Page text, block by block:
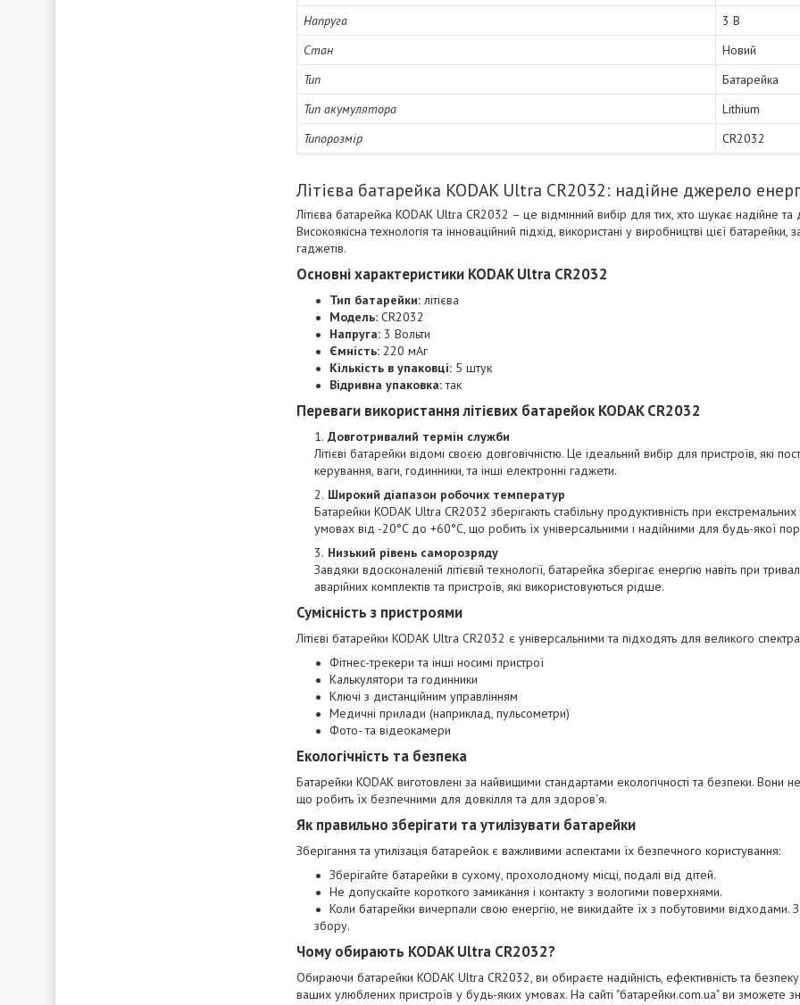
Напруга
3 В
Стан
Новий
Тип
Батарейка
Тип акумулятора
Lithium
Типорозмір
CR2032
Літієва батарейка KODAK Ultra CR2032: надійне джерело
Літієва батарейка KODAK Ultra CR2032 – це відмінний вибір для тих, хто шукає надійне
Високоякісна технологія та інноваційний підхід, використані у виробництві цієї
гаджетів.
Основні характеристики KODAK Ultra CR2032
Тип батарейки: літієва
Модель: CR2032
Напруга: 3 Вольти
Ємність: 220 мАг
Кількість в упаковці: 5 штук
Відривна упаковка:так
Переваги використання літієвих батарейок KODAK CR2032
Довготривалий термін служби
Літієві батарейки відомі своєю довговічністю. Це ідеальний вибір для пристроїв, які
керування, ваги, годинники, та інші електронні гаджети.
Широкий діапазон робочих температур
Батарейки KODAK Ultra CR2032 зберігають стабільну продуктивність при
умовах від -20°C до +60°C, що робить їх універсальними і надійними для будь-якої
Низький рівень саморозряду
Завдяки вдосконаленій літієвій технології, батарейка зберігає енергію навіть при
аварійних комплектів та пристроїв, які використовуються рідше.
Сумісність з пристроями
Літієві батарейки KODAK Ultra CR2032 є універсальними та підходять для великого
Фітнес-трекери та інші носимі пристрої
Калькулятори та годинники
Ключі з дистанційним управлінням
Медичні прилади (наприклад, пульсометри)
Фото- та відеокамери
Екологічність та безпека
Батарейки KODAK виготовлені за найвищими стандартами екологічності та безпеки. Вони
що робить їх безпечними для довкілля та для здоров'я.
Як правильно зберігати та утилізувати батарейки
Зберігання та утилізація батарейок є важливими аспектами їх безпечного користування:
Зберігайте батарейки в сухому, прохолодному місці, подалі від дітей.
Не допускайте короткого замикання і контакту з вологими поверхнями.
Коли батарейки вичерпали свою енергію, не викидайте їх з побутовими відходами.
збору.
Чому обирають KODAK Ultra CR2032?
Обираючи батарейки KODAK Ultra CR2032, ви обираєте надійність, ефективність та
ваших улюблених пристроїв у будь-яких умовах. На сайті "батарейки.com.ua" ви зможете